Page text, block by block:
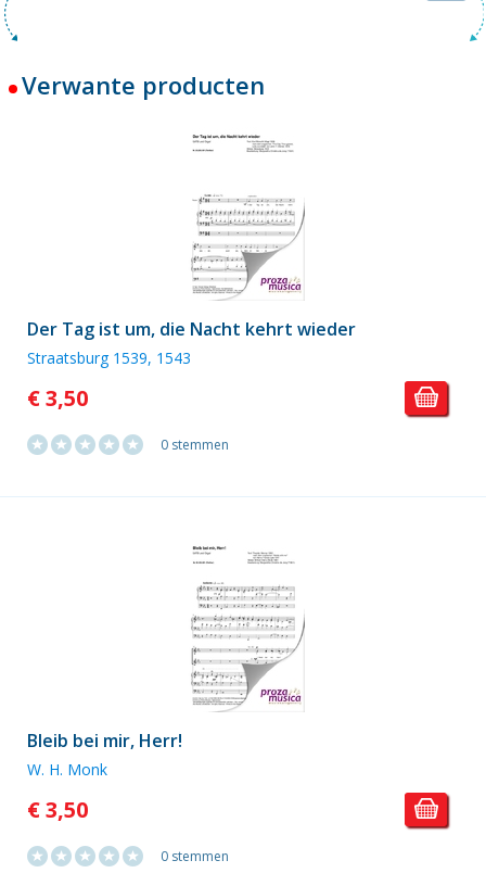
Verwante producten
Der Tag ist um, die Nacht kehrt wieder
Straatsburg 1539, 1543
€ 3,50
0 stemmen
Bleib bei mir, Herr!
W. H. Monk
€ 3,50
0 stemmen